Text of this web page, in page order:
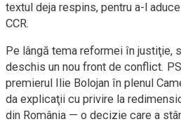
textul deja respins, pentru a-l
CCR.
Pe lângă tema reformei în justiţie,
deschis un nou front de conflict.
premierul Ilie Bolojan în plenul
da explicaţii cu privire la
din România — o decizie care a